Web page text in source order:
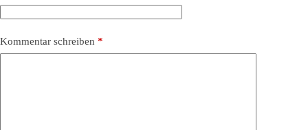
Kommentar schreiben *